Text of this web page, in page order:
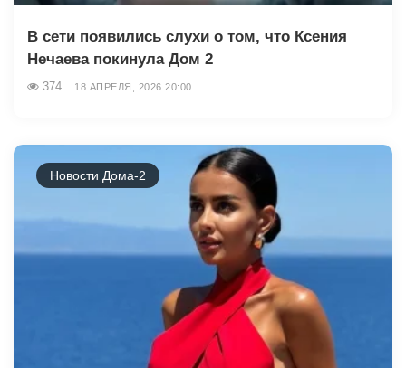
В сети появились слухи о том, что Ксения
Нечаева покинула Дом 2
374 18 АПРЕЛЯ, 2026 20:00
Новости Дома-2